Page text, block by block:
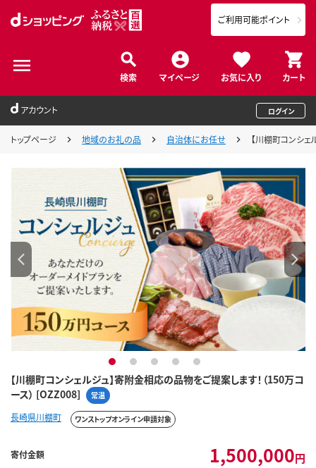
検索 マイページ お気に入り カート
ご利用可能ポイント
アカウント ログイン
トップページ 地域のお礼の品 自治体にお任せ 【川棚町コンシ
【川棚町コンシェルジュ】寄附金相応の品物をご提案します！（150万コ
ース） [OZZ008]
常温
1 2 3 4 5
長崎県川棚町 ワンストップオンライン申請対象
寄付金額 1,500,000円